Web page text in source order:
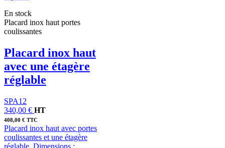
En stock
Placard inox haut portes
coulissantes
Placard inox haut
avec une étagère
réglable
SPA12
340,00 € HT
408,00 € TTC
Placard inox haut avec portes
coulissantes et une étagère